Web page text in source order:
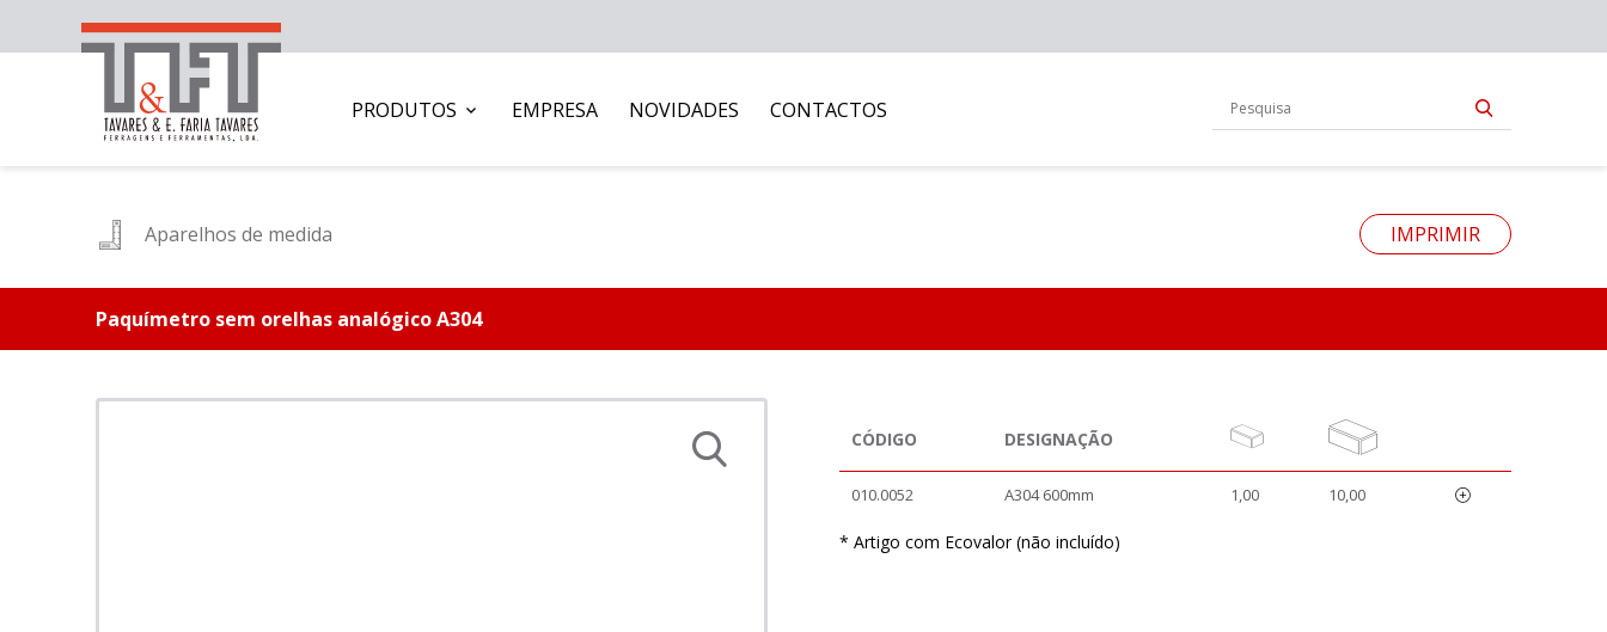
PRODUTOS EMPRESA NOVIDADES CONTACTOS
Aparelhos de medida IMPRIMIR
Paquímetro sem orelhas analógico A304
CÓDIGO DESIGNAÇÃO
010.0052 A304 600mm 1,00 10,00
* Artigo com Ecovalor (não incluído)